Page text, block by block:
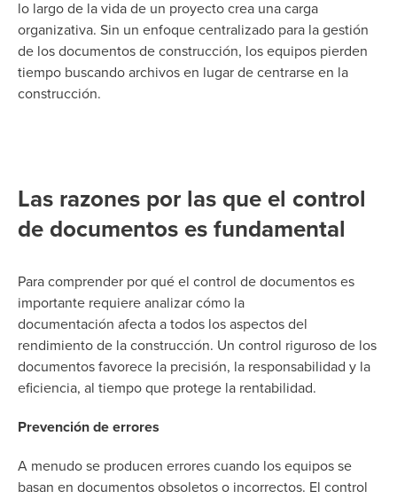
lo largo de la vida de un proyecto crea una carga
organizativa. Sin un enfoque centralizado para la gestión
de los documentos de construcción, los equipos pierden
tiempo buscando archivos en lugar de centrarse en la
construcción.
Las razones por las que el control
de documentos es fundamental
Para comprender por qué el control de documentos es
importante requiere analizar cómo la
documentación afecta a todos los aspectos del
rendimiento de la construcción. Un control riguroso de los
documentos favorece la precisión, la responsabilidad y la
eficiencia, al tiempo que protege la rentabilidad.
Prevención de errores
A menudo se producen errores cuando los equipos se
basan en documentos obsoletos o incorrectos. El control